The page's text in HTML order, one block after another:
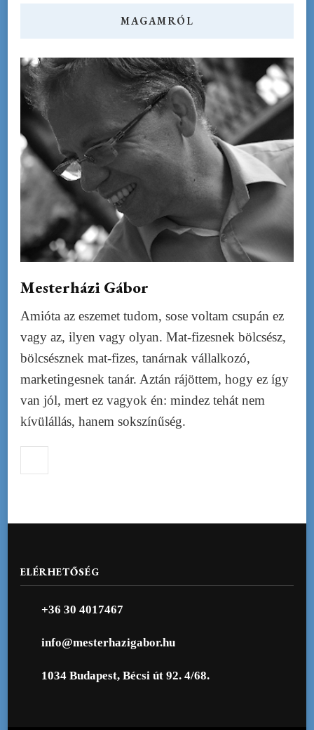
MAGAMRÓL
Mesterházi Gábor
Amióta az eszemet tudom, sose voltam csupán ez
vagy az, ilyen vagy olyan. Mat-fizesnek bölcsész,
bölcsésznek mat-fizes, tanárnak vállalkozó,
marketingesnek tanár. Aztán rájöttem, hogy ez így
van jól, mert ez vagyok én: mindez tehát nem
kívülállás, hanem sokszínűség.
ELÉRHETŐSÉG
+36 30 4017467
info@mesterhazigabor.hu
1034 Budapest, Bécsi út 92. 4/68.